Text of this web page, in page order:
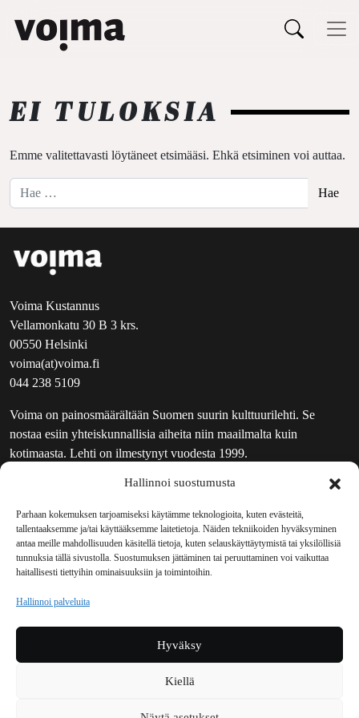
Hallinnoi suostumusta
Parhaan kokemuksen tarjoamiseksi käytämme teknologioita, kuten evästeitä,
tallentaaksemme ja/tai käyttääksemme laitetietoja. Näiden tekniikoiden hyväksyminen
antaa meille mahdollisuuden käsitellä tietoja, kuten selauskäyttäytymistä tai yksilöllisiä
tunnuksia tällä sivustolla. Suostumuksen jättäminen tai peruuttaminen voi vaikuttaa
haitallisesti tiettyihin ominaisuuksiin ja toimintoihin.
Hallinnoi palveluita
Hyväksy
Kiellä
Päävalikko
EI TULOKSIA
Emme valitettavasti löytäneet etsimääsi. Ehkä etsiminen voi auttaa.
Hae:
Voima Kustannus
Vellamonkatu 30 B 3 krs.
00550 Helsinki
voima(at)voima.fi
044 238 5109
Voima on painosmäärältään Suomen suurin kulttuurilehti. Se
nostaa esiin yhteiskunnallisia aiheita niin maailmalta kuin
kotimaasta. Lehti on ilmestynyt vuodesta 1999.
UUTISKIRJE
MAINOSTAJILLE
VASTAMAINOKSET
JAKELUPAIKAT
REKISTERISELOSTE
TILAUKSEN PERUUTUSPYYNTÖ
TILAUSOHJEET JA -EHDOT